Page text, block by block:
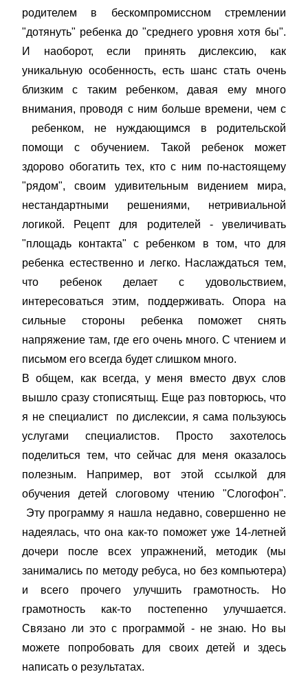
родителем в бескомпромиссном стремлении
"дотянуть" ребенка до "среднего уровня хотя бы".
И наоборот, если принять дислексию, как
уникальную особенность, есть шанс стать очень
близким с таким ребенком, давая ему много
внимания, проводя с ним больше времени, чем с
ребенком, не нуждающимся в родительской
помощи с обучением. Такой ребенок может
здорово обогатить тех, кто с ним по-настоящему
"рядом", своим удивительным видением мира,
нестандартными решениями, нетривиальной
логикой. Рецепт для родителей - увеличивать
"площадь контакта" с ребенком в том, что для
ребенка естественно и легко. Наслаждаться тем,
что ребенок делает с удовольствием,
интересоваться этим, поддерживать. Опора на
сильные стороны ребенка поможет снять
напряжение там, где его очень много. С чтением и
письмом его всегда будет слишком много.
В общем, как всегда, у меня вместо двух слов
вышло сразу стописятыщ. Еще раз повторюсь, что
я не специалист по дислексии, я сама пользуюсь
услугами специалистов. Просто захотелось
поделиться тем, что сейчас для меня оказалось
полезным. Например, вот этой ссылкой для
обучения детей слоговому чтению "Слогофон".
Эту программу я нашла недавно, совершенно не
надеялась, что она как-то поможет уже 14-летней
дочери после всех упражнений, методик (мы
занимались по методу ребуса, но без компьютера)
и всего прочего улучшить грамотность. Но
грамотность как-то постепенно улучшается.
Связано ли это с программой - не знаю. Но вы
можете попробовать для своих детей и здесь
написать о результатах.